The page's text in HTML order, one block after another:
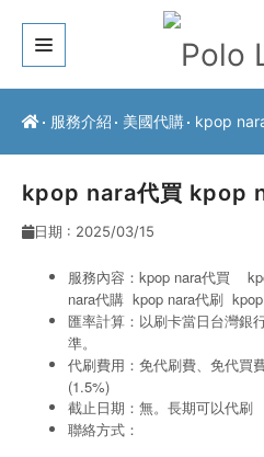
關於我們
最新公告
聯絡方式
服務介紹 美國代購 kpop
kpop nara代買 kpop
日期 : 2025/03/15
服務內容：kpop nara代買
nara代購 kpop nara代刷
匯率計算：以刷卡當日台灣銀
準。
代刷費用：免代刷費、免代買
(1.5%)
截止日期：無。長期可以代刷
聯絡方式：